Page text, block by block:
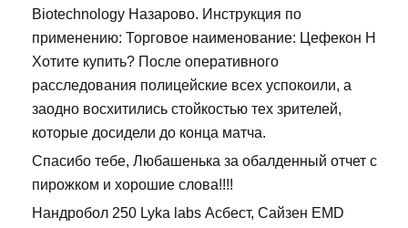
Biotechnology Назарово. Инструкция по
применению: Торговое наименование: Цефекон Н
Хотите купить? После оперативного
расследования полицейские всех успокоили, а
заодно восхитились стойкостью тех зрителей,
которые досидели до конца матча.
Спасибо тебе, Любашенька за обалденный отчет с
пирожком и хорошие слова!!!!
Нандробол 250 Lyka labs Асбест, Сайзен EMD